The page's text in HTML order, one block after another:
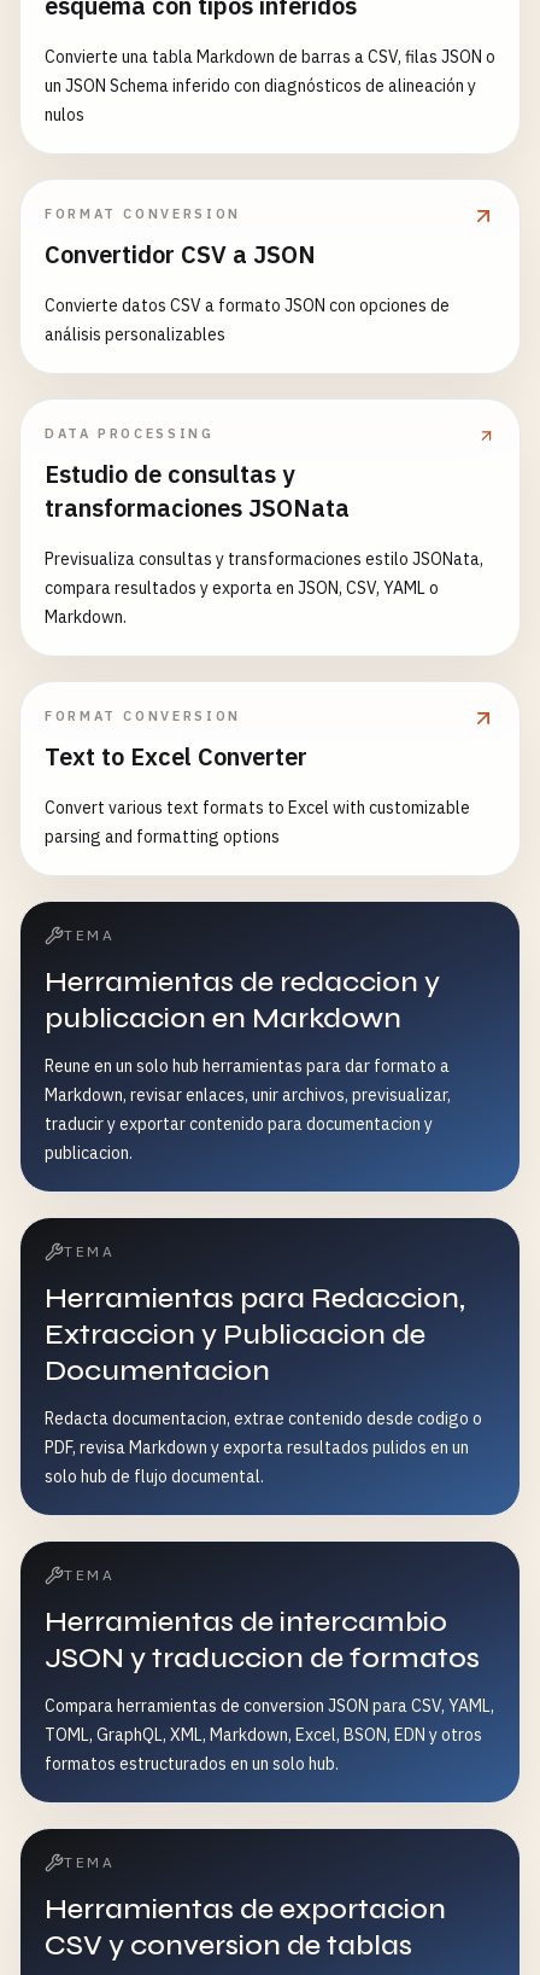
Convierte una tabla Markdown de barras a CSV, filas JSON o
un JSON Schema inferido con diagnósticos de alineación y
nulos
FORMAT CONVERSION
Convertidor CSV a JSON
Convierte datos CSV a formato JSON con opciones de
análisis personalizables
DATA PROCESSING
Estudio de consultas y
transformaciones JSONata
Previsualiza consultas y transformaciones estilo JSONata,
compara resultados y exporta en JSON, CSV, YAML o
Markdown.
FORMAT CONVERSION
Text to Excel Converter
Convert various text formats to Excel with customizable
parsing and formatting options
TEMA
Herramientas de redaccion y
publicacion en Markdown
Reune en un solo hub herramientas para dar formato a
Markdown, revisar enlaces, unir archivos, previsualizar,
traducir y exportar contenido para documentacion y
publicacion.
TEMA
Herramientas para Redaccion,
Extraccion y Publicacion de
Documentacion
Redacta documentacion, extrae contenido desde codigo o
PDF, revisa Markdown y exporta resultados pulidos en un
solo hub de flujo documental.
TEMA
Herramientas de intercambio
JSON y traduccion de formatos
Compara herramientas de conversion JSON para CSV, YAML,
TOML, GraphQL, XML, Markdown, Excel, BSON, EDN y otros
formatos estructurados en un solo hub.
TEMA
Herramientas de exportacion
CSV y conversion de tablas